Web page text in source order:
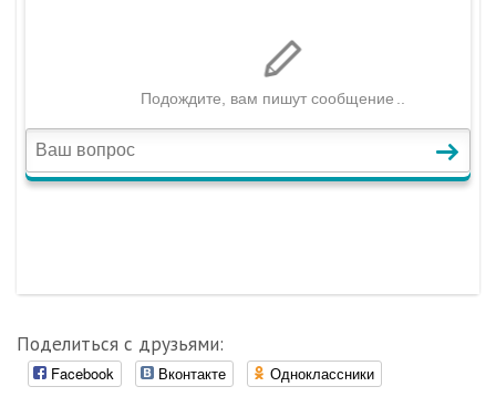
Поделиться с друзьями:
Facebook Вконтакте
Одноклассники